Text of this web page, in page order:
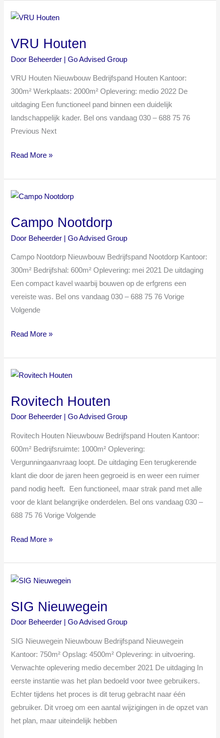
VRU Houten
Door Beheerder | Go Advised Group
VRU Houten Nieuwbouw Bedrijfspand Houten Kantoor:
300m² Werkplaats: 2000m² Oplevering: medio 2022 De
uitdaging Een functioneel pand binnen een duidelijk
landschappelijk kader. Bel ons vandaag 030 – 688 75 76
Previous Next
VRU
Read More »
Campo Nootdorp
Door Beheerder | Go Advised Group
Campo Nootdorp Nieuwbouw Bedrijfspand Nootdorp Kantoor:
300m² Bedrijfshal: 600m² Oplevering: mei 2021 De uitdaging
Een compact kavel waarbij bouwen op de erfgrens een
vereiste was. Bel ons vandaag 030 – 688 75 76 Vorige
Volgende
Campo
Read More »
Rovitech Houten
Door Beheerder | Go Advised Group
Rovitech Houten Nieuwbouw Bedrijfspand Houten Kantoor:
600m² Bedrijfsruimte: 1000m² Oplevering:
Vergunningaanvraag loopt. De uitdaging Een terugkerende
klant die door de jaren heen gegroeid is en weer een ruimer
pand nodig heeft. Een functioneel, maar strak pand met alle
voor de klant belangrijke onderdelen. Bel ons vandaag 030 –
688 75 76 Vorige Volgende
Rovitech
Read More »
SIG Nieuwegein
Door Beheerder | Go Advised Group
SIG Nieuwegein Nieuwbouw Bedrijfspand Nieuwegein
Kantoor: 750m² Opslag: 4500m² Oplevering: in uitvoering.
Verwachte oplevering medio december 2021 De uitdaging In
eerste instantie was het plan bedoeld voor twee gebruikers.
Echter tijdens het proces is dit terug gebracht naar één
gebruiker. Dit vroeg om een aantal wijzigingen in de opzet van
het plan, maar uiteindelijk hebben
SIG